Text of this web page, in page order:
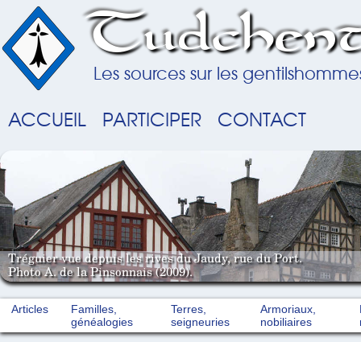
Les sources sur les
ACCUEIL PARTICIPER CONTACT
Tréguier vue depuis les rives du Jaudy, rue du Port.
Photo A. de la Pinsonnais (2009).
Articles
Familles,
généalogies
Terres,
seigneuries
Armoriaux,
nobiliaires